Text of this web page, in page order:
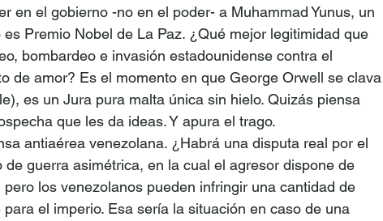
en el gobierno -no en el poder- a Muhammad Yunus, un
Premio Nobel de La Paz. ¿Qué mejor legitimidad que
bombardeo e invasión estadounidense contra el
de amor? Es el momento en que George Orwell se clava
es un Jura pura malta única sin hielo. Quizás piensa
que les da ideas. Y apura el trago.
antiaérea venezolana. ¿Habrá una disputa real por el
guerra asimétrica, en la cual el agresor dispone de
los venezolanos pueden infringir una cantidad de
el imperio. Esa sería la situación en caso de una